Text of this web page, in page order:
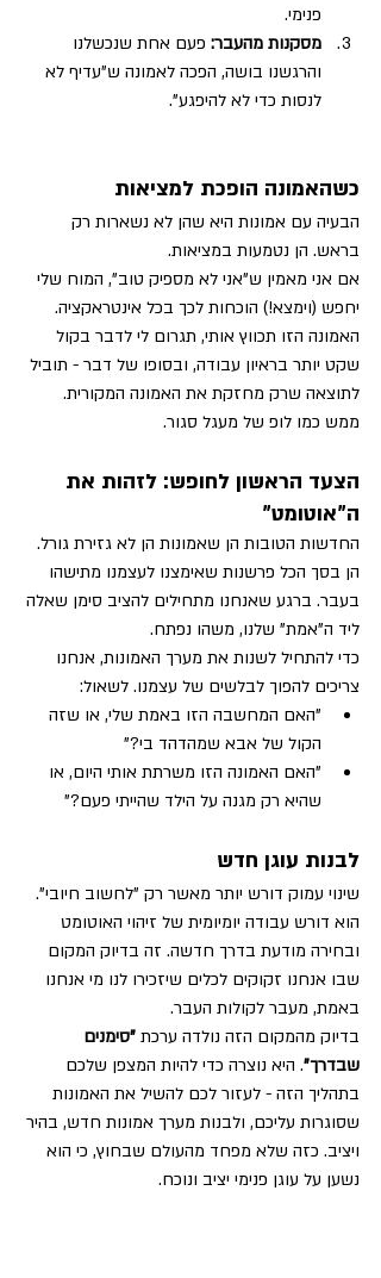
פנימי.
מסקנות מהעבר: פעם אחת שנכשלנו
והרגשנו בושה, הפכה לאמונה ש"עדיף לא
לנסות כדי לא להיפגע".
כשהאמונה הופכת למציאות
הבעיה עם אמונות היא שהן לא נשארות רק
בראש. הן נטמעות במציאות.
אם אני מאמין ש"אני לא מספיק טוב", המוח שלי
יחפש (וימצא!) הוכחות לכך בכל אינטראקציה.
האמונה הזו תכווץ אותי, תגרום לי לדבר בקול
שקט יותר בראיון עבודה, ובסופו של דבר - תוביל
לתוצאה שרק מחזקת את האמונה המקורית.
ממש כמו לופ של מעגל סגור.
הצעד הראשון לחופש: לזהות את
ה"אוטומט"
החדשות הטובות הן שאמונות הן לא גזירת גורל.
הן בסך הכל פרשנות שאימצנו לעצמנו מתישהו
בעבר. ברגע שאנחנו מתחילים להציב סימן שאלה
ליד ה"אמת" שלנו, משהו נפתח.
כדי להתחיל לשנות את מערך האמונות, אנחנו
צריכים להפוך לבלשים של עצמנו. לשאול:
"האם המחשבה הזו באמת שלי, או שזה
הקול של אבא שמהדהד בי?"
"האם האמונה הזו משרתת אותי היום, או
שהיא רק מגנה על הילד שהייתי פעם?"
לבנות עוגן חדש
שינוי עמוק דורש יותר מאשר רק "לחשוב חיובי".
הוא דורש עבודה יומיומית של זיהוי האוטומט
ובחירה מודעת בדרך חדשה. זה בדיוק המקום
שבו אנחנו זקוקים לכלים שיזכירו לנו מי אנחנו
באמת, מעבר לקולות העבר.
בדיוק מהמקום הזה נולדה ערכת "סימנים
שבדרך". היא נוצרה כדי להיות המצפן שלכם
בתהליך הזה - לעזור לכם להשיל את האמונות
שסוגרות עליכם, ולבנות מערך אמונות חדש, בהיר
ויציב. כזה שלא מפחד מהעולם שבחוץ, כי הוא
נשען על עוגן פנימי יציב ונוכח.